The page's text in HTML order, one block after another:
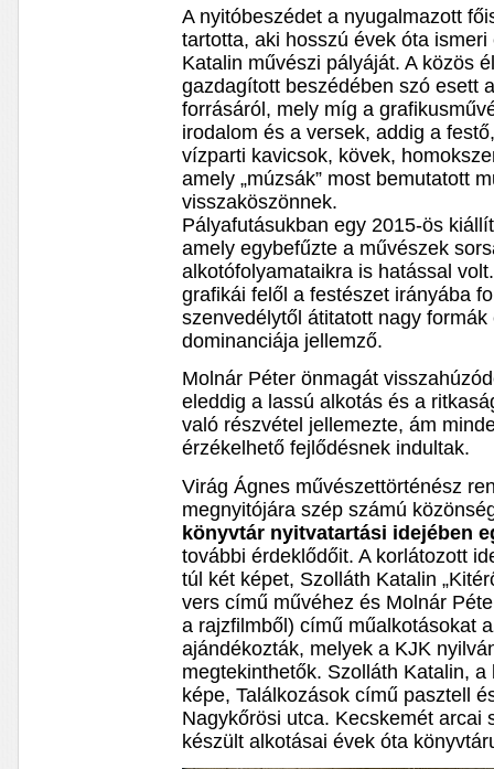
A nyitóbeszédet a nyugalmazott
tartotta, aki hosszú évek óta
Katalin művészi pályáját. A közös
gazdagított beszédében szó esett
forrásáról, mely míg a
irodalom és a versek, addig a
vízparti kavicsok, kövek,
amely „múzsák” most bemutatott
visszaköszönnek.
Pályafutásukban egy 2015-ös
amely egybefűzte a művészek
alkotófolyamataikra is hatással
grafikái felől a festészet irányába
szenvedélytől átitatott nagy
dominanciája jellemző.
Molnár Péter önmagát
eleddig a lassú alkotás és a
való részvétel jellemezte, ám
érzékelhető fejlődésnek indultak.
Virág Ágnes művészettörténész
megnyitójára szép számú
könyvtár nyitvatartási idejében
további érdeklődőit. A korlátozott
túl két képet, Szolláth Katalin
vers című művéhez és Molnár
a rajzfilmből) című műalkotásokat
ajándékozták, melyek a KJK
megtekinthetők. Szolláth Katalin,
képe, Találkozások című pasztell
Nagykőrösi utca. Kecskemét arcai
készült alkotásai évek óta